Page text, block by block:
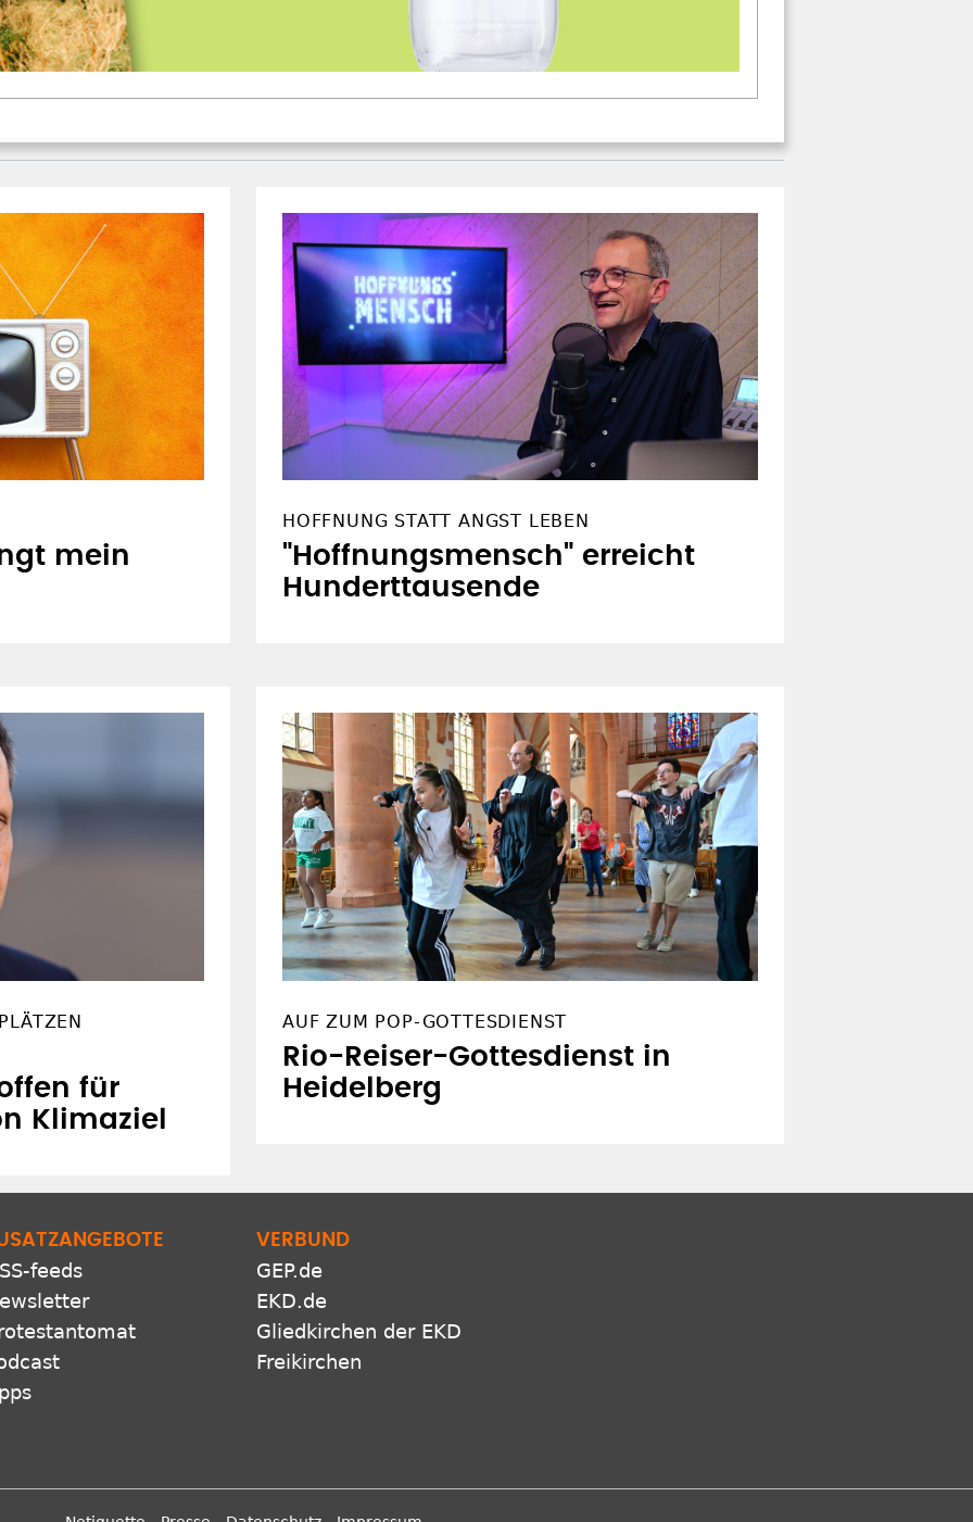
mein
HOFFNUNG STATT ANGST LEBEN
"Hoffnungsmensch" erreicht
Hunderttausende
für
Klimaziel
AUF ZUM POP-GOTTESDIENST
Rio-Reiser-Gottesdienst in
Heidelberg
feeds
VERBUND
GEP.de
EKD.de
Gliedkirchen der EKD
Freikirchen